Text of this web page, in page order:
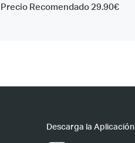
Precio Recomendado 29.90€
Descarga la Aplicación